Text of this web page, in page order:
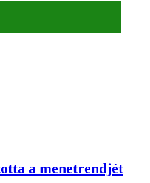
a menetrendjét